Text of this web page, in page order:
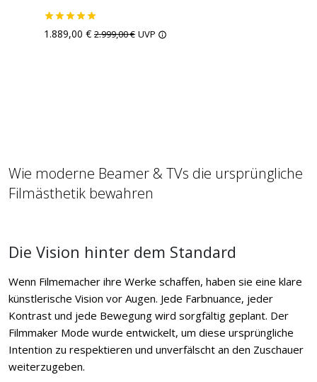
1.889,00 € 2.999,00 € UVP
Wie moderne Beamer & TVs die ursprüngliche
Filmästhetik bewahren
Die Vision hinter dem Standard
Wenn Filmemacher ihre Werke schaffen, haben sie eine klare
künstlerische Vision vor Augen. Jede Farbnuance, jeder
Kontrast und jede Bewegung wird sorgfältig geplant. Der
Filmmaker Mode wurde entwickelt, um diese ursprüngliche
Intention zu respektieren und unverfälscht an den Zuschauer
weiterzugeben.